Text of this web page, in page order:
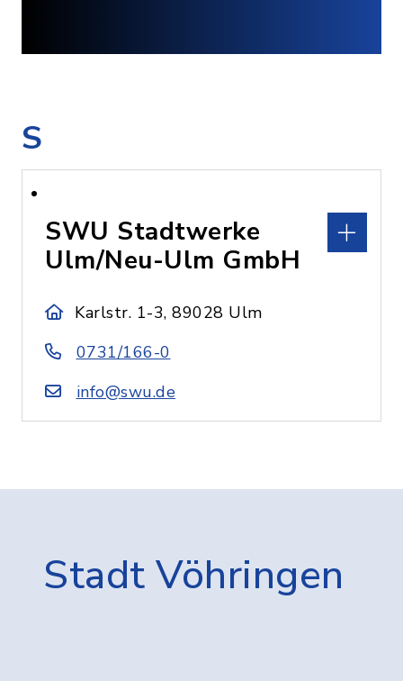
S
SWU Stadtwerke
Ulm/Neu-Ulm GmbH
Karlstr. 1-3, 89028 Ulm
0731/166-0
info@swu.de
Stadt Vöhringen